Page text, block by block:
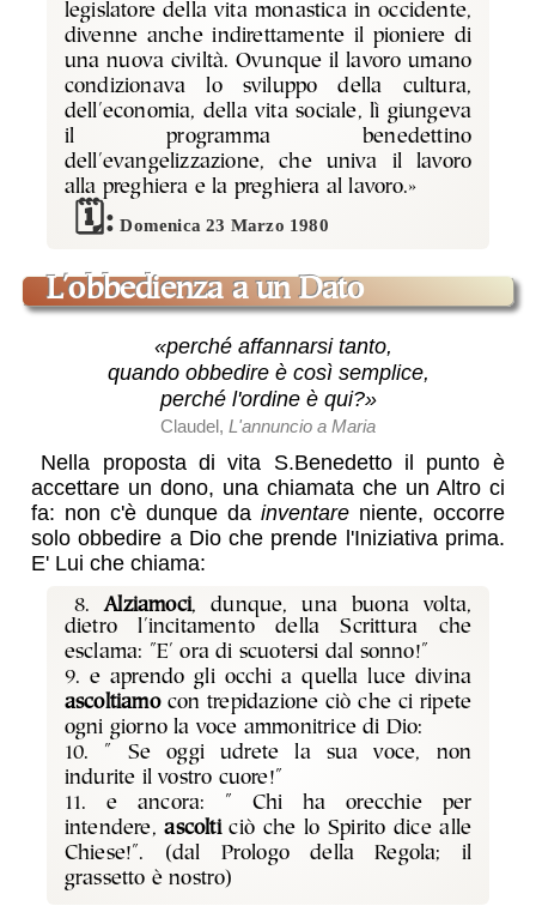
legislatore della vita monastica in occidente,
divenne anche indirettamente il pioniere di
una nuova civiltà. Ovunque il lavoro umano
condizionava lo sviluppo della cultura,
dell'economia, della vita sociale, lì giungeva
il programma benedettino
dell'evangelizzazione, che univa il lavoro
alla preghiera e la preghiera al lavoro.»
Domenica 23 Marzo 1980
l'obbedienza a un Dato
«perché affannarsi tanto,
quando obbedire è così semplice,
perché l'ordine è qui?»
Claudel, L'annuncio a Maria
Nella proposta di vita S.Benedetto il punto è
accettare un dono, una chiamata che un Altro ci
fa: non c'è dunque da inventareniente, occorre
solo obbedire a Dio che prende l'Iniziativa prima.
E' Lui che chiama:
8.Alziamoci, dunque, una buona volta,
dietro l'incitamento della Scrittura che
esclama: "E' ora di scuotersi dal sonno!"
9. e aprendo gli occhi a quella luce divina
ascoltiamocon trepidazione ciò che ci ripete
ogni giorno la voce ammonitrice di Dio:
10. " Se oggi udrete la sua voce, non
indurite il vostro cuore!"
11. e ancora: " Chi ha orecchie per
intendere,ascolticiò che lo Spirito dice alle
Chiese!". (dal Prologo della Regola; il
grassetto è nostro)